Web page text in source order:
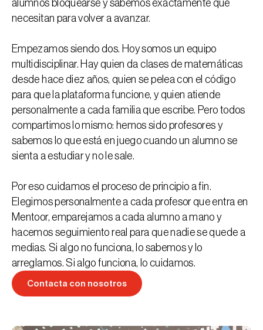
alumnos bloquearse y sabemos exactamente qué
necesitan para volver a avanzar.
Empezamos siendo dos. Hoy somos un equipo
multidisciplinar. Hay quien da clases de matemáticas
desde hace diez años, quien se pelea con el código
para que la plataforma funcione, y quien atiende
personalmente a cada familia que escribe. Pero todos
compartimos lo mismo: hemos sido profesores y
sabemos lo que está en juego cuando un alumno se
sienta a estudiar y no le sale.
Por eso cuidamos el proceso de principio a fin.
Elegimos personalmente a cada profesor que entra en
Mentoor, emparejamos a cada alumno a mano y
hacemos seguimiento real para que nadie se quede a
medias. Si algo no funciona, lo sabemos y lo
arreglamos. Si algo funciona, lo cuidamos.
Contacta con nosotros